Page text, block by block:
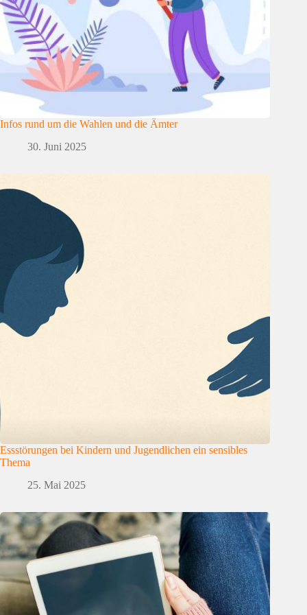
Infos rund um die Wahlen und die Ämter
30. Juni 2025
Essstörungen bei Kindern und Jugendlichen ein sensibles
Thema
25. Mai 2025